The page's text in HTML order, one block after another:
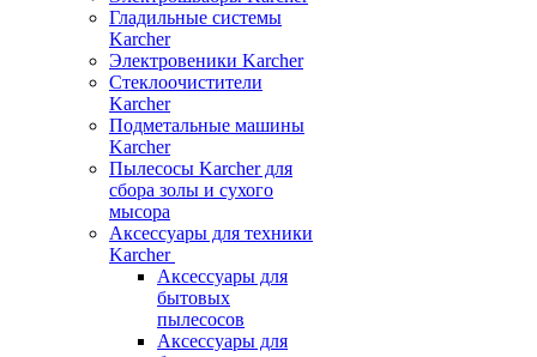
Гладильные системы
Karcher
Электровеники Karcher
Стеклоочистители
Karcher
Подметальные машины
Karcher
Пылесосы Karcher для
сбора золы и сухого
мысора
Аксессуары для техники
Karcher
Аксессуары для
бытовых
пылесосов
Аксессуары для